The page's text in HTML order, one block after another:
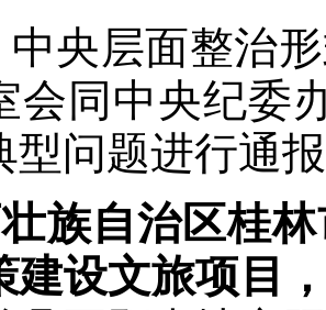
中央层面整治
会同中央纪委
型问题进行通
族自治区桂
建设文旅项目